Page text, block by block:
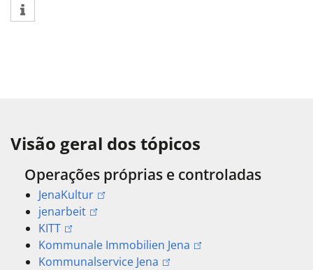
Visão geral dos tópicos
Operações próprias e controladas
JenaKultur
jenarbeit
KITT
Kommunale Immobilien Jena
Kommunalservice Jena